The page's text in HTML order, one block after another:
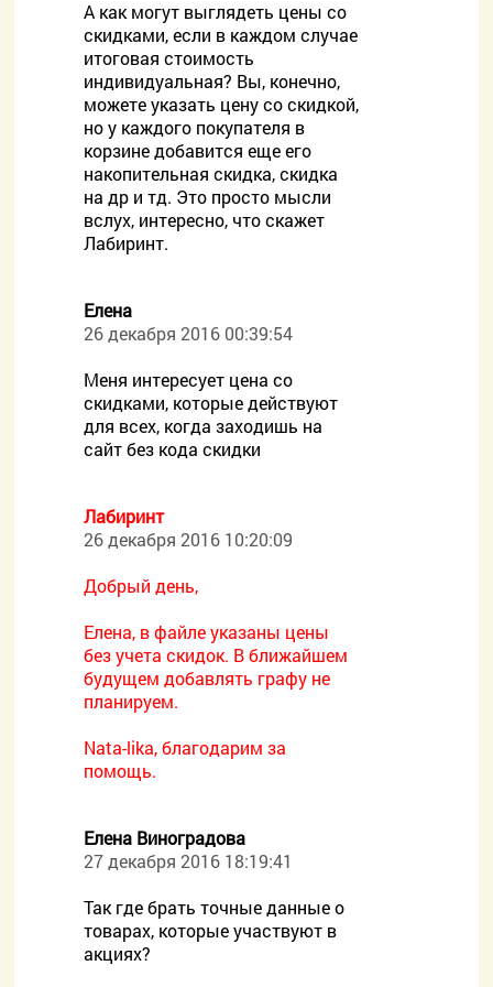
А как могут выглядеть цены со
скидками, если в каждом случае
итоговая стоимость
индивидуальная? Вы, конечно,
можете указать цену со скидкой,
но у каждого покупателя в
корзине добавится еще его
накопительная скидка, скидка
на др и тд. Это просто мысли
вслух, интересно, что скажет
Лабиринт.
Елена
26 декабря 2016 00:39:54
Меня интересует цена со
скидками, которые действуют
для всех, когда заходишь на
сайт без кода скидки
Лабиринт
26 декабря 2016 10:20:09
Добрый день,
Елена, в файле указаны цены
без учета скидок. В ближайшем
будущем добавлять графу не
планируем.
Nata-lika, благодарим за
помощь.
Елена Виноградова
27 декабря 2016 18:19:41
Так где брать точные данные о
товарах, которые участвуют в
акциях?